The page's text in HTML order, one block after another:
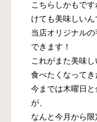
こちらしかもで
けても美味しいん
当店オリジナル
できます！
これがまた美味し
食べたくなってき
今までは木曜日
が、
なんと今月から